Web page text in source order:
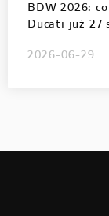
BDW 2026:
Ducati już 27
2026-06-29